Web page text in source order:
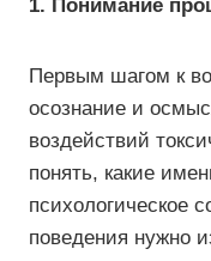
1. Понимание
Первым шагом к
осознание и
воздействий
понять, какие
психологическое
поведения нужно